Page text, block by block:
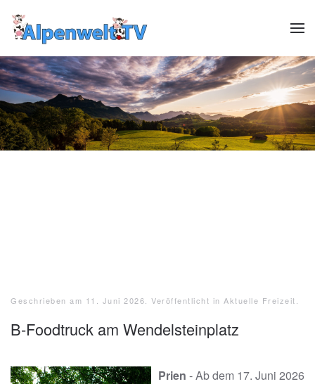
Zum Hauptinhalt springen
Geschrieben am 11. Juni 2026 . Veröffentlicht in Aktuelle Freizeit
B-Foodtruck am Wendelsteinplatz
Prien - Ab dem 17. Juni 2026